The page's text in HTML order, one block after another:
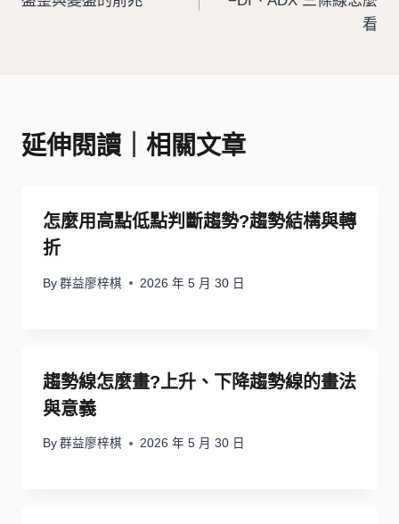
看
延伸閱讀｜相關文章
怎麼用高點低點判斷趨勢?趨勢結構與轉
折
By 群益廖梓棋 2026 年 5 月 30 日
趨勢線怎麼畫?上升、下降趨勢線的畫法
與意義
By 群益廖梓棋 2026 年 5 月 30 日